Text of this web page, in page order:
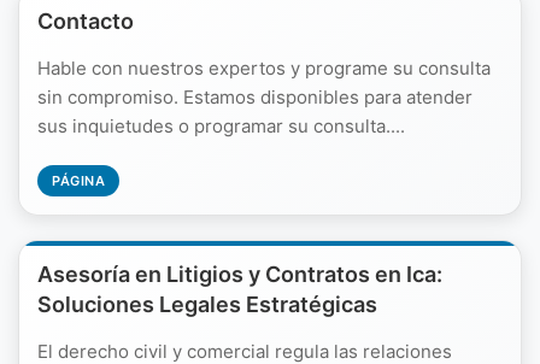
Contacto
Hable con nuestros expertos y programe su consulta
sin compromiso. Estamos disponibles para atender
sus inquietudes o programar su consulta....
PÁGINA
Asesoría en Litigios y Contratos en Ica:
Soluciones Legales Estratégicas
El derecho civil y comercial regula las relaciones